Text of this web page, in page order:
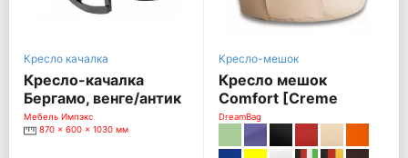
Кресло качалка
Кресло-качалка
Бергамо, венге/антик
крокодил (экокожа)
Мебель Импэкс
870 x 600 x 1030 мм
Кресло-мешок
Кресло мешок
Comfort [Creme
(экокожа)]
DreamBag